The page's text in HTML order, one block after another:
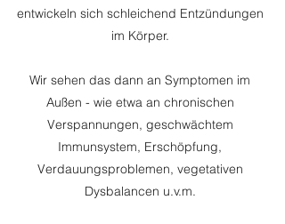
entwickeln sich schleichend Entzündungen
im Körper.
Wir sehen das dann an Symptomen im
Außen - wie etwa an chronischen
Verspannungen, geschwächtem
Immunsystem, Erschöpfung,
Verdauungsproblemen, vegetativen
Dysbalancen u.v.m.